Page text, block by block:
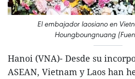
El embajador laosiano en
Houngboungnuang
Hanoi (VNA)- Desde su
ASEAN, Vietnam y Laos han